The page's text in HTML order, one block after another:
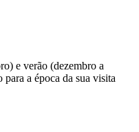
e verão (dezembro a
a época da sua visita